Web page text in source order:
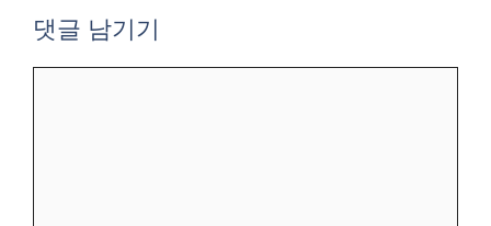
댓글 남기기